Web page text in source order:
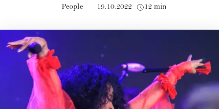
People 19.10.2022 12 min